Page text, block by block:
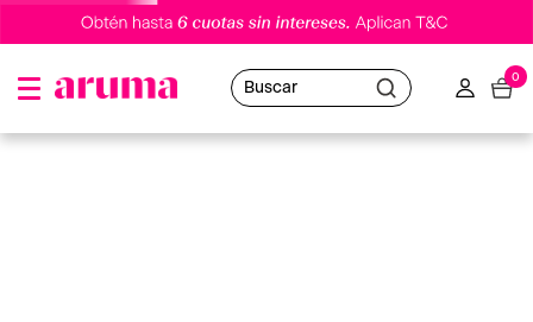
Buscar
0